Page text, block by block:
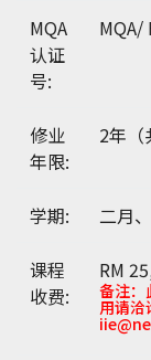
程
名
称:
市场
(02/
MQA
认证
号:
MQA/
修业
年限:
2年（
学期: 二月
课程
收费:
RM
备注：
用请洽